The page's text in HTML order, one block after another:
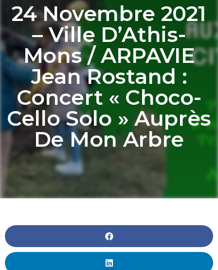
24 Novembre 2021
– Ville D’Athis-
Mons / ARPAVIE
Jean Rostand :
Concert « Choco-
Cello Solo » Auprès
De Mon Arbre